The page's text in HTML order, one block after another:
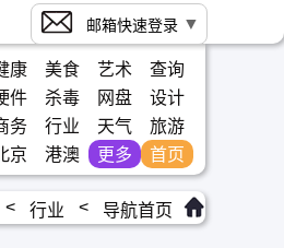
邮箱快速登录
康 美食 艺术
查询
件 杀毒 网盘
设计
务 行业 天气
旅游
京 港澳 更多 首页
< 行业 < 导航首页